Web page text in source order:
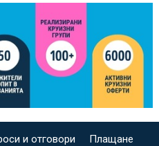
и отговори Плащане